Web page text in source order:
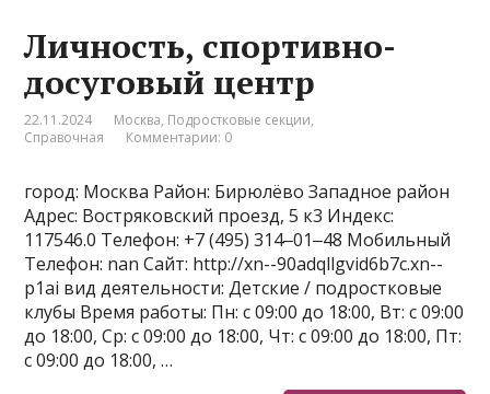
Личность, спортивно-
досуговый центр
22.11.2024 Москва, Подростковые секции,
Справочная
Комментарии: 0
город: Москва Район: Бирюлёво Западное район
Адрес: Востряковский проезд, 5 к3 Индекс:
117546.0 Телефон: +7 (495) 314‒01‒48 Мобильный
Телефон: nan Сайт: http://xn--90adqllgvid6b7c.xn--
p1ai вид деятельности: Детские / подростковые
клубы Время работы: Пн: с 09:00 до 18:00, Вт: с 09:00
до 18:00, Ср: с 09:00 до 18:00, Чт: с 09:00 до 18:00, Пт:
с 09:00 до 18:00, …